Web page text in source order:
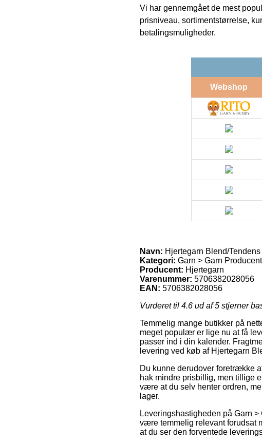
Vi har gennemgået de mest
prisniveau, sortimentstørrelse,
betalingsmuligheder.
Webshop
Navn: Hjertegarn Blend/
Kategori: Garn > Garn
Producent: Hjertegarn
Varenummer: 5706382028056
EAN: 5706382028056
Vurderet til 4.6 ud af 5 stjerner
Temmelig mange butikker på
meget populær er lige nu at få
passer ind i din kalender.
levering ved køb af Hjertegarn
Du kunne derudover foretrække
hak mindre prisbillig, men tillige
være at du selv henter ordren,
lager.
Leveringshastigheden på Garn
være temmelig relevant forudsat
at du ser den forventede